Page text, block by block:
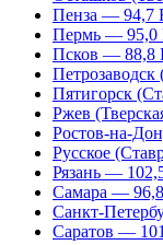
Пенза — 94,7
Пермь — 95,0
Псков — 88,8
Пятигорск
Ржев
Ростов-на-
Русское
Рязань —
Самара —
Санкт-
Саратов —